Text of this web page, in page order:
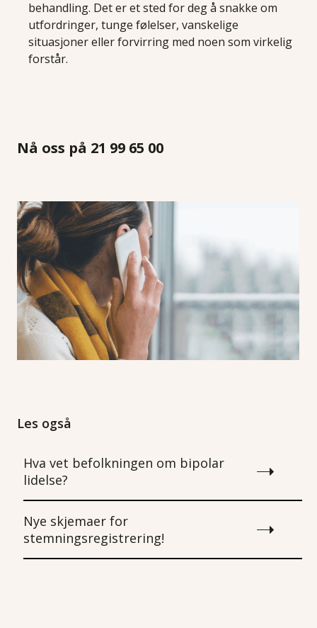
behandling. Det er et sted for deg å snakke om
utfordringer, tunge følelser, vanskelige
situasjoner eller forvirring med noen som virkelig
forstår.
Nå oss på 21 99 65 00
Les også
Hva vet befolkningen om bipolar
lidelse?
Nye skjemaer for
stemningsregistrering!